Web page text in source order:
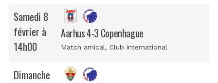
Samedi 8
février à
14h00
Aarhus 4-3 Copenhague
Match amical, Club international
Dimanche